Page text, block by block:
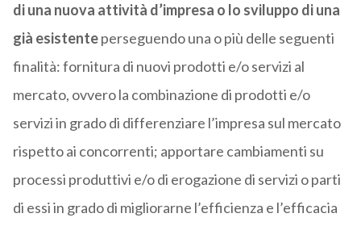
di una nuova attività d’impresa o lo sviluppo di una
già esistenteperseguendo una o più delle seguenti
finalità: fornitura di nuovi prodotti e/o servizi al
mercato, ovvero la combinazione di prodotti e/o
servizi in grado di differenziare l’impresa sul mercato
rispetto ai concorrenti; apportare cambiamenti su
processi produttivi e/o di erogazione di servizi o parti
di essi in grado di migliorarne l’efficienza e l’efficacia